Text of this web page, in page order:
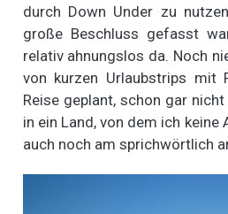
durch Down Under zu
große Beschluss gefasst
relativ ahnungslos da. Noch
von kurzen Urlaubstrips mit
Reise geplant, schon gar
in ein Land, von dem ich keine
auch noch am sprichwörtlich